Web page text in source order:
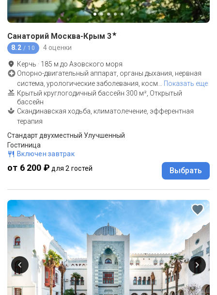
Санаторий Москва-Крым 3★
8.2 / 10 4 оценки
Керчь · 185 м до Азовского моря
Опорно-двигательный аппарат, органы дыхания, нервная
система, урологические заболевания, косм
Показать еще
Крытый круглогодичный бассейн 300 м², Открытый
бассейн
Скандинавская ходьба, климатолечение, эфферентная
терапия
Стандарт двухместный Улучшенный
Гостиница
Включен завтрак
от 6 200 ₽ для 2 гостей Выбрать